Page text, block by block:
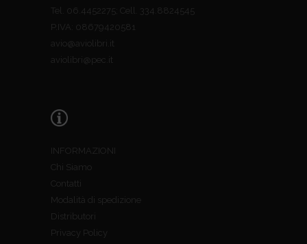
Tel. 06.4452275; Cell. 334.8824545
P.IVA: 08679420581
avio@aviolibri.it
aviolibri@pec.it
INFORMAZIONI
Chi Siamo
Contatti
Modalità di spedizione
Distributori
Privacy Policy